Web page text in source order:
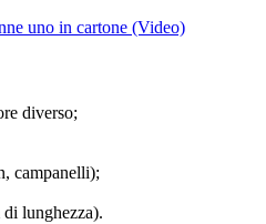
uno in cartone (Video)
diverso;
campanelli);
lunghezza).